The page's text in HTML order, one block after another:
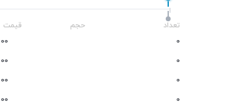
تعداد حجم قیمت
0
0
0
0
0
0
0
0
0
0
0
0